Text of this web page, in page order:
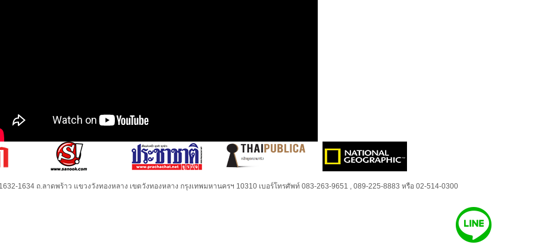
1634 ถ.ลาดพร้าว แขวงวังทองหลาง เขตวังทองหลาง กรุงเทพมหานครฯ 10310 เบอร์โทรศัพท์ 083-263-9651 , 089-225-8883 หรือ 02-514-0300